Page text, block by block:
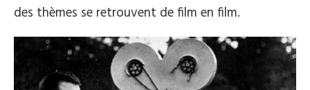
des thèmes se retrouvent de film en film.